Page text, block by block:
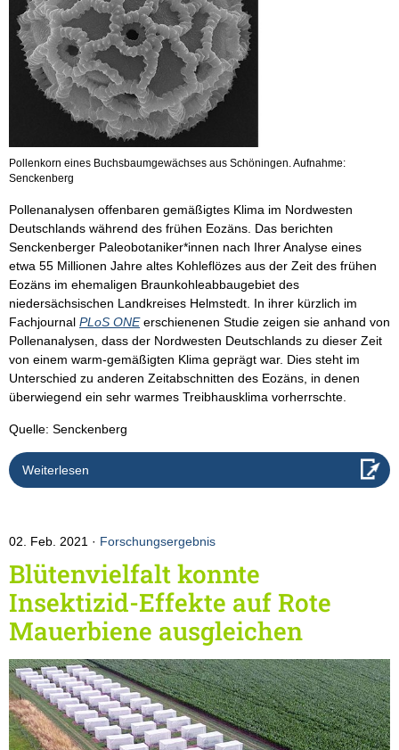
Pollenkorn eines Buchsbaumgewächses aus Schöningen. Aufnahme:
Senckenberg
Pollenanalysen offenbaren gemäßigtes Klima im Nordwesten
Deutschlands während des frühen Eozäns. Das berichten
Senckenberger Paleobotaniker*innen nach Ihrer Analyse eines
etwa 55 Millionen Jahre altes Kohleflözes aus der Zeit des frühen
Eozäns im ehemaligen Braunkohleabbaugebiet des
niedersächsischen Landkreises Helmstedt. In ihrer kürzlich im
Fachjournal PLoS ONEerschienenen Studie zeigen sie anhand von
Pollenanalysen, dass der Nordwesten Deutschlands zu dieser Zeit
von einem warm-gemäßigten Klima geprägt war. Dies steht im
Unterschied zu anderen Zeitabschnitten des Eozäns, in denen
überwiegend ein sehr warmes Treibhausklima vorherrschte.
Quelle: Senckenberg
Weiterlesen
02. Feb. 2021 Forschungsergebnis
Blütenvielfalt konnte
Insektizid-Effekte auf Rote
Mauerbiene ausgleichen